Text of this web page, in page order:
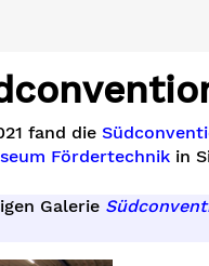
fand die
Fördertechnik in
Galerie